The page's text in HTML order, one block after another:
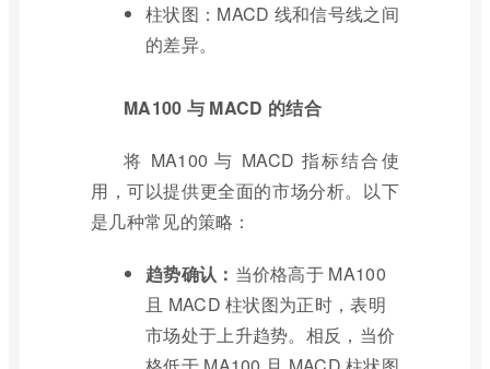
柱状图：MACD 线和信号线之间
的差异。
MA100 与 MACD 的结合
将 MA100 与 MACD 指标结合使
用，可以提供更全面的市场分析。以下
是几种常见的策略：
趋势确认： 当价格高于 MA100
且 MACD 柱状图为正时，表明
市场处于上升趋势。相反，当价